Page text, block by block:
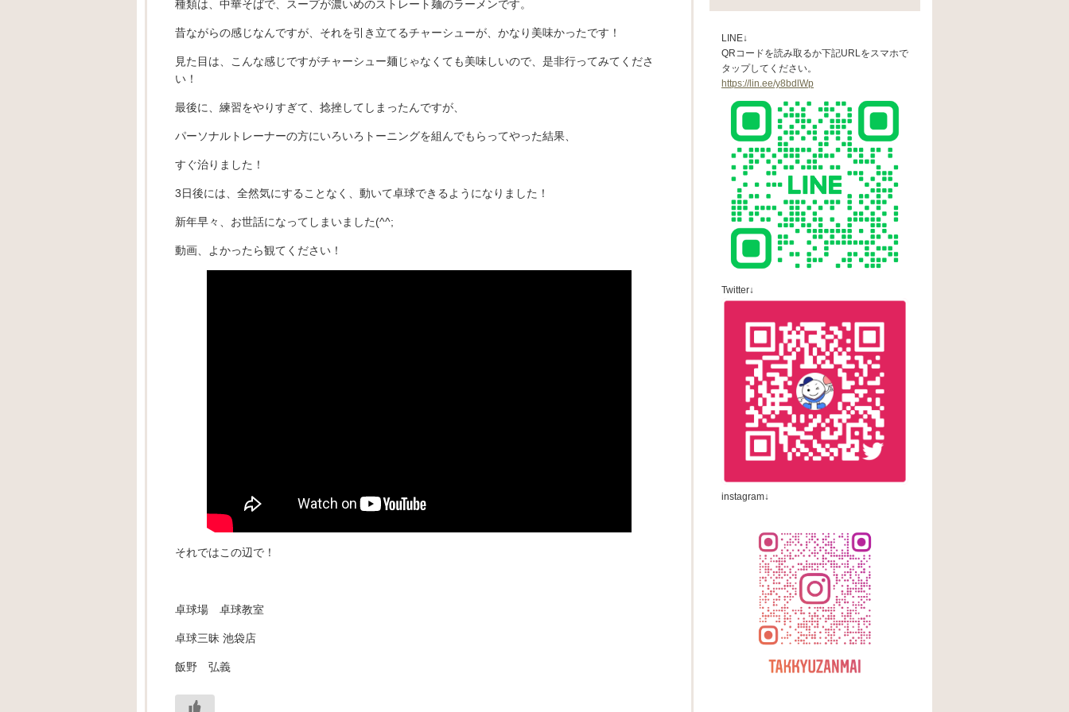
種類は、中華そばで、スープが濃いめのストレート麺のラーメンです。
昔ながらの感じなんですが、それを引き立てるチャーシューが、かなり美味かったです！
見た目は、こんな感じですがチャーシュー麺じゃなくても美味しいので、是非行ってみてくださ
い！
最後に、練習をやりすぎて、捻挫してしまったんですが、
パーソナルトレーナーの方にいろいろトーニングを組んでもらってやった結果、
すぐ治りました！
3日後には、全然気にすることなく、動いて卓球できるようになりました！
新年早々、お世話になってしまいました(^^;
動画、よかったら観てください！
それではこの辺で！
卓球場 卓球教室
卓球三昧 池袋店
飯野 弘義
LINE↓
QRコードを読み取るか下記URLをスマホで
タップしてください。
https://lin.ee/y8bdlWp
Twitter↓
instagram↓